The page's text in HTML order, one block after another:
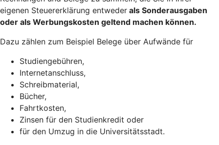
eigenen Steuererklärung entweder als Sonderausgaben
oder als Werbungskosten geltend machen können.
Dazu zählen zum Beispiel Belege über Aufwände für
Studiengebühren,
Internetanschluss,
Schreibmaterial,
Bücher,
Fahrtkosten,
Zinsen für den Studienkredit oder
für den Umzug in die Universitätsstadt.